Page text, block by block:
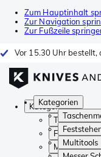
Zum Hauptinhalt
Zur Navigation
Zur Fußzeile
Vor 15.30 Uhr bestellt,
Kategorien
Multitools
Kategorien
Multitools